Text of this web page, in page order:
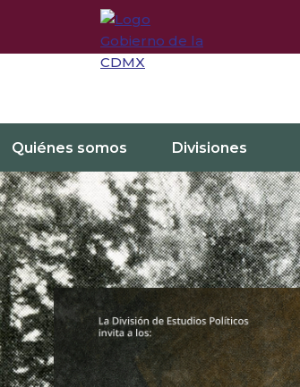
Quiénes somos Divisiones